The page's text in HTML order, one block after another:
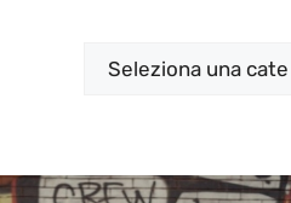
Categorie